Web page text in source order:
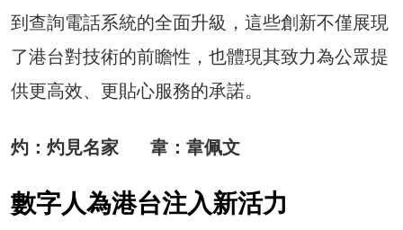
到查詢電話系統的全面升級，這些創新不僅展現
了港台對技術的前瞻性，也體現其致力為公眾提
供更高效、更貼心服務的承諾。
灼：灼見名家 韋：韋佩文
數字人為港台注入新活力